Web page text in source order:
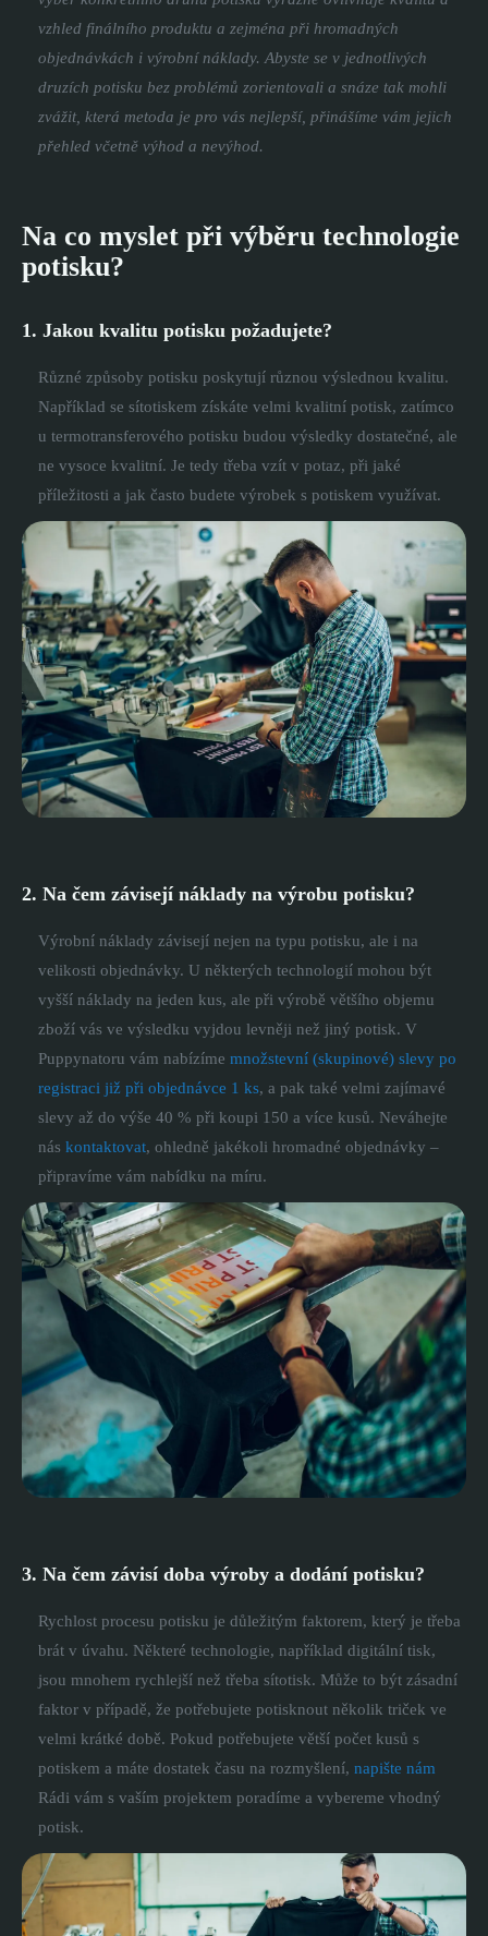
vzhled finálního produktu a zejména při hromadných
objednávkách i výrobní náklady. Abyste se v jednotlivých
druzích potisku bez problémů zorientovali a snáze tak mohli
zvážit, která metoda je pro vás nejlepší, přinášíme vám jejich
přehled včetně výhod a nevýhod.
Na co myslet při výběru technologie
potisku?
1. Jakou kvalitu potisku požadujete?
Různé způsoby potisku poskytují různou výslednou kvalitu.
Například se sítotiskem získáte velmi kvalitní potisk, zatímco
u termotransferového potisku budou výsledky dostatečné, ale
ne vysoce kvalitní. Je tedy třeba vzít v potaz, při jaké
příležitosti a jak často budete výrobek s potiskem využívat.
2. Na čem závisejí náklady na výrobu potisku?
Výrobní náklady závisejí nejen na typu potisku, ale i na
velikosti objednávky. U některých technologií mohou být
vyšší náklady na jeden kus, ale při výrobě většího objemu
zboží vás ve výsledku vyjdou levněji než jiný potisk. V
Puppynatoru vám nabízíme množstevní (skupinové) slevy po
registraci již při objednávce 1 ks, a pak také velmi zajímavé
slevy až do výše 40 % při koupi 150 a více kusů. Neváhejte
nás kontaktovat, ohledně jakékoli hromadné objednávky –
připravíme vám nabídku na míru.
3. Na čem závisí doba výroby a dodání potisku?
Rychlost procesu potisku je důležitým faktorem, který je třeba
brát v úvahu. Některé technologie, například digitální tisk,
jsou mnohem rychlejší než třeba sítotisk. Může to být zásadní
faktor v případě, že potřebujete potisknout několik triček ve
velmi krátké době. Pokud potřebujete větší počet kusů s
potiskem a máte dostatek času na rozmyšlení, napište nám
Rádi vám s vaším projektem poradíme a vybereme vhodný
potisk.